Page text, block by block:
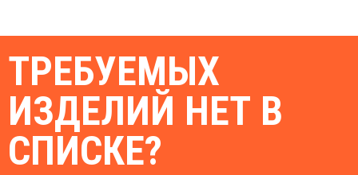
ТРЕБУЕМЫХ
ИЗДЕЛИЙ НЕТ В
СПИСКЕ?